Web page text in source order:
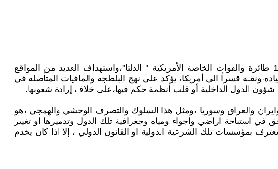
قيام القوات الأمريكية جوية وبرية وبحرية، بعملية قرصنة وبلطجة عسكرية ،شاركت فيها أكثر من 150 طائرة والقوات الخاصة الأمريكية " الدلتا"،واستهداف العديد من المواقع
قسراً الى أمريكا، يؤكد على نهج البلطجة والمافيات المتأصلة في
الدول الداخلية أو قلب أنظمة حكم فيها،على خلاف إرادة شعوبها.
وايران والعراق وسوريا ،ومثل هذا السلوك والتصرف الوحشي والهمجي ،هو
استباحة اراضي واجواء ومياه وجغرافية تلك الدول وتدميرها او تغيير
بمؤسسات تلك الشرعية الدولية او القانون الدولي ، إلا اذا كان يخدم